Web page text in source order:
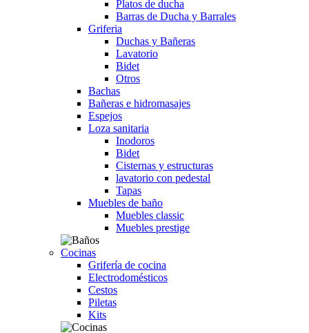
Platos de ducha
Barras de Ducha y Barrales
Griferia
Duchas y Bañeras
Lavatorio
Bidet
Otros
Bachas
Bañeras e hidromasajes
Espejos
Loza sanitaria
Inodoros
Bidet
Cisternas y estructuras
lavatorio con pedestal
Tapas
Muebles de baño
Muebles classic
Muebles prestige
Cocinas
Grifería de cocina
Electrodomésticos
Cestos
Piletas
Kits